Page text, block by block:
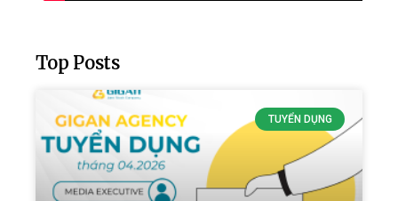
Top Posts
TUYỂN DỤNG